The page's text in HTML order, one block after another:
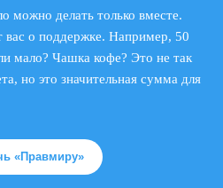
можно делать только вместе.
о поддержке. Например, 50
мало? Чашка кофе? Это не так
но это значительная сумма для
«Правмиру»